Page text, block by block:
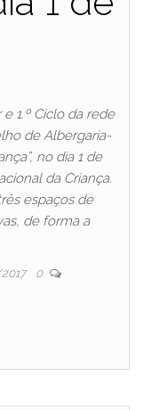
1.º Ciclo da rede
de Albergaria-
no dia 1 de
da Criança.
espaços de
de forma a
0